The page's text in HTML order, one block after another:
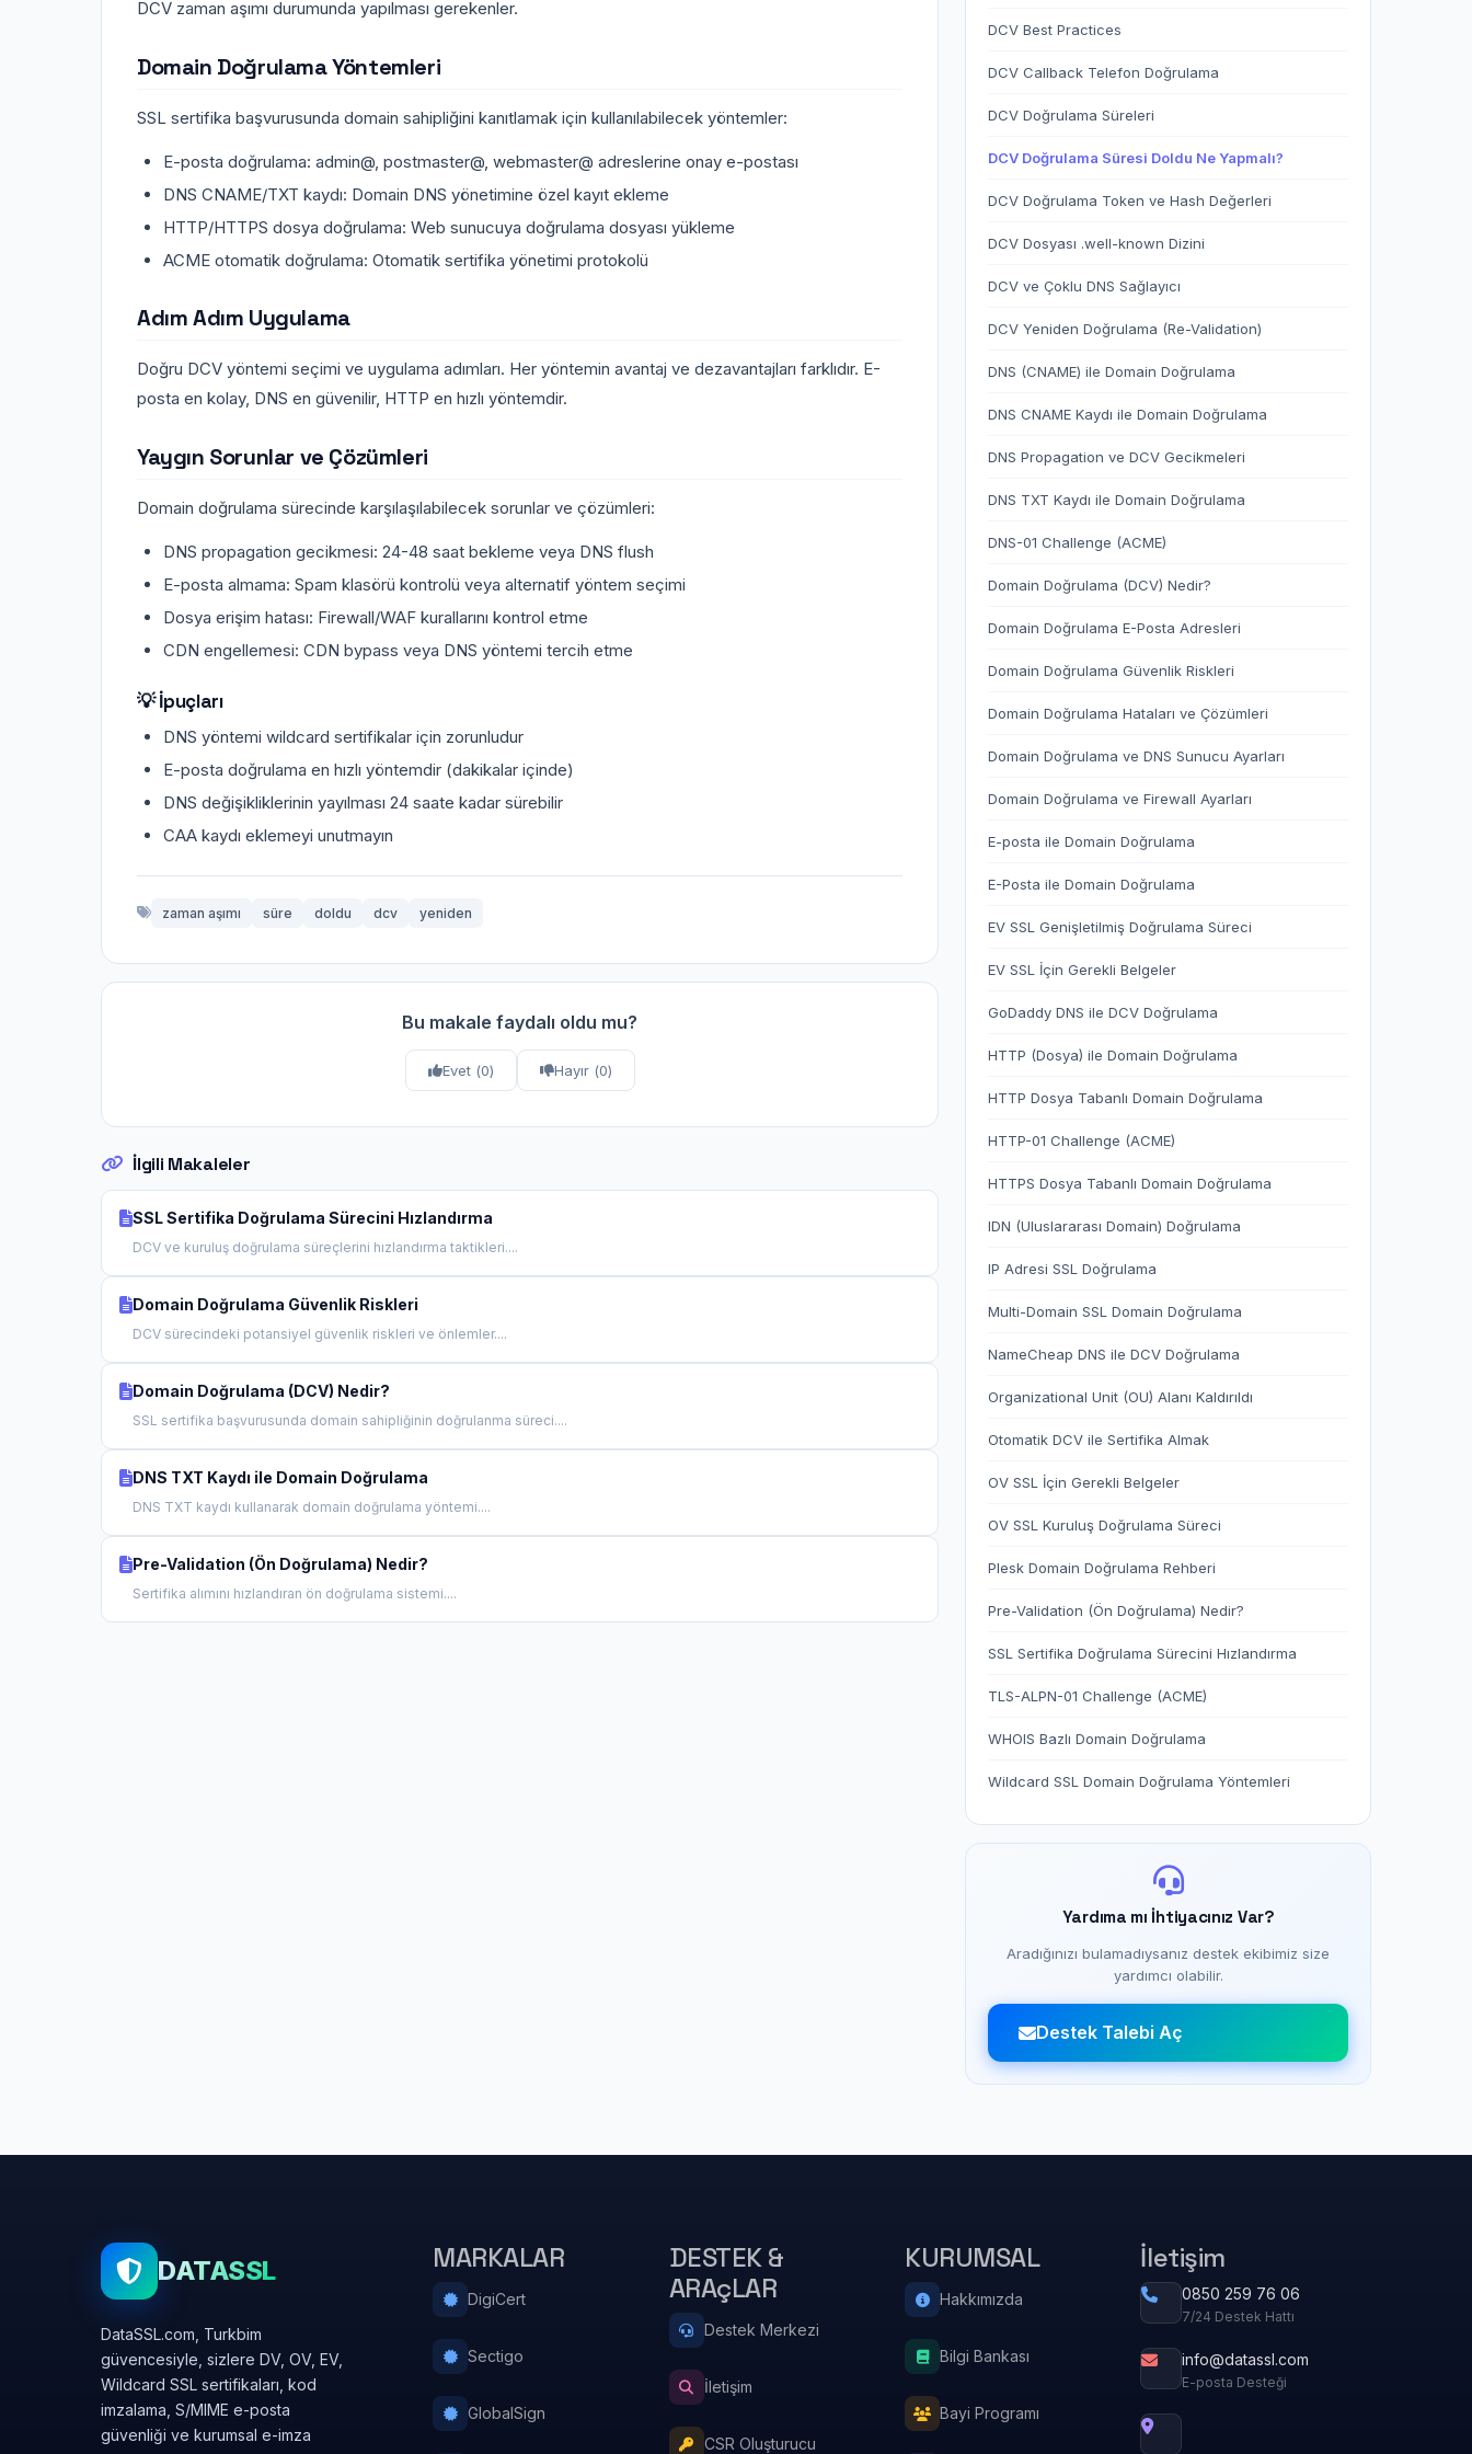
DCV zaman aşımı durumunda yapılması gerekenler.
Domain Doğrulama Yöntemleri
SSL sertifika başvurusunda domain sahipliğini kanıtlamak için kullanılabilecek yöntemler:
E-posta doğrulama: admin@, postmaster@, webmaster@ adreslerine onay e-postası
DNS CNAME/TXT kaydı: Domain DNS yönetimine özel kayıt ekleme
HTTP/HTTPS dosya doğrulama: Web sunucuya doğrulama dosyası yükleme
ACME otomatik doğrulama: Otomatik sertifika yönetimi protokolü
Adım Adım Uygulama
Doğru DCV yöntemi seçimi ve uygulama adımları. Her yöntemin avantaj ve dezavantajları farklıdır. E-
posta en kolay, DNS en güvenilir, HTTP en hızlı yöntemdir.
Yaygın Sorunlar ve Çözümleri
Domain doğrulama sürecinde karşılaşılabilecek sorunlar ve çözümleri:
DNS propagation gecikmesi: 24-48 saat bekleme veya DNS flush
E-posta almama: Spam klasörü kontrolü veya alternatif yöntem seçimi
Dosya erişim hatası: Firewall/WAF kurallarını kontrol etme
CDN engellemesi: CDN bypass veya DNS yöntemi tercih etme
💡 İpuçları
DNS yöntemi wildcard sertifikalar için zorunludur
E-posta doğrulama en hızlı yöntemdir (dakikalar içinde)
DNS değişikliklerinin yayılması 24 saate kadar sürebilir
CAA kaydı eklemeyi unutmayın
zaman aşımı süre doldu dcv yeniden
Bu makale faydalı oldu mu?
Evet (0) Hayır (0)
İlgili Makaleler
SSL Sertifika Doğrulama Sürecini Hızlandırma
DCV ve kuruluş doğrulama süreçlerini hızlandırma taktikleri....
Domain Doğrulama Güvenlik Riskleri
DCV sürecindeki potansiyel güvenlik riskleri ve önlemler....
Domain Doğrulama (DCV) Nedir?
SSL sertifika başvurusunda domain sahipliğinin doğrulanma süreci....
DNS TXT Kaydı ile Domain Doğrulama
DNS TXT kaydı kullanarak domain doğrulama yöntemi....
Pre-Validation (Ön Doğrulama) Nedir?
Sertifika alımını hızlandıran ön doğrulama sistemi....
DCV Best Practices
DCV Callback Telefon Doğrulama
DCV Doğrulama Süreleri
DCV Doğrulama Süresi Doldu Ne Yapmalı?
DCV Doğrulama Token ve Hash Değerleri
DCV Dosyası .well-known Dizini
DCV ve Çoklu DNS Sağlayıcı
DCV Yeniden Doğrulama (Re-Validation)
DNS (CNAME) ile Domain Doğrulama
DNS CNAME Kaydı ile Domain Doğrulama
DNS Propagation ve DCV Gecikmeleri
DNS TXT Kaydı ile Domain Doğrulama
DNS-01 Challenge (ACME)
Domain Doğrulama (DCV) Nedir?
Domain Doğrulama E-Posta Adresleri
Domain Doğrulama Güvenlik Riskleri
Domain Doğrulama Hataları ve Çözümleri
Domain Doğrulama ve DNS Sunucu Ayarları
Domain Doğrulama ve Firewall Ayarları
E-posta ile Domain Doğrulama
E-Posta ile Domain Doğrulama
EV SSL Genişletilmiş Doğrulama Süreci
EV SSL İçin Gerekli Belgeler
GoDaddy DNS ile DCV Doğrulama
HTTP (Dosya) ile Domain Doğrulama
HTTP Dosya Tabanlı Domain Doğrulama
HTTP-01 Challenge (ACME)
HTTPS Dosya Tabanlı Domain Doğrulama
IDN (Uluslararası Domain) Doğrulama
IP Adresi SSL Doğrulama
Multi-Domain SSL Domain Doğrulama
NameCheap DNS ile DCV Doğrulama
Organizational Unit (OU) Alanı Kaldırıldı
Otomatik DCV ile Sertifika Almak
OV SSL İçin Gerekli Belgeler
OV SSL Kuruluş Doğrulama Süreci
Plesk Domain Doğrulama Rehberi
Pre-Validation (Ön Doğrulama) Nedir?
SSL Sertifika Doğrulama Sürecini Hızlandırma
TLS-ALPN-01 Challenge (ACME)
WHOIS Bazlı Domain Doğrulama
Wildcard SSL Domain Doğrulama Yöntemleri
Yardıma mı İhtiyacınız Var?
Aradığınızı bulamadıysanız destek ekibimiz size
yardımcı olabilir.
Destek Talebi Aç
DATASSL
DataSSL.com, Turkbim
güvencesiyle, sizlere DV, OV, EV,
Wildcard SSL sertifikaları, kod
imzalama, S/MIME e-posta
güvenliği ve kurumsal e-imza
MARKALAR
DigiCert
Sectigo
GlobalSign
DESTEK &
ARAçLAR
Destek Merkezi
İletişim
CSR Oluşturucu
KURUMSAL
Hakkımızda
Bilgi Bankası
Bayi Programı
İletişim
0850 259 76 06
7/24 Destek Hattı
info@datassl.com
E-posta Desteği